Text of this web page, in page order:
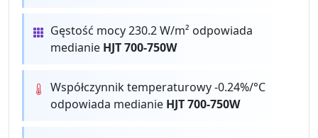
Gęstość mocy 230.2 W/m² odpowiada
medianie HJT 700-750W
Współczynnik temperaturowy -0.24%/°C
odpowiada medianie HJT 700-750W